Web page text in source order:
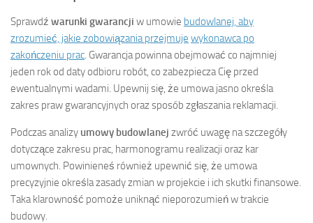
Sprawdź warunki gwarancji w umowie budowlanej, aby
zrozumieć, jakie zobowiązania przejmuje wykonawca po
zakończeniu prac. Gwarancja powinna obejmować co najmniej
jeden rok od daty odbioru robót, co zabezpiecza Cię przed
ewentualnymi wadami. Upewnij się, że umowa jasno określa
zakres praw gwarancyjnych oraz sposób zgłaszania reklamacji.
Podczas analizy umowy budowlanej zwróć uwagę na szczegóły
dotyczące zakresu prac, harmonogramu realizacji oraz kar
umownych. Powinieneś również upewnić się, że umowa
precyzyjnie określa zasady zmian w projekcie i ich skutki finansowe.
Taka klarowność pomoże uniknąć nieporozumień w trakcie
budowy.